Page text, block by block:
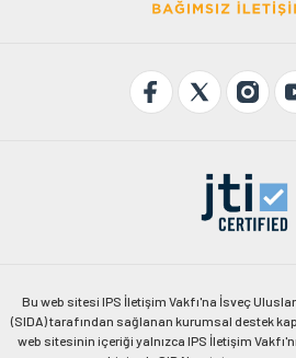
Bu web sitesi IPS İletişim Vakfı'na İsveç
(SIDA) tarafından sağlanan kurumsal destek
web sitesinin içeriği yalnızca IPS İletişim